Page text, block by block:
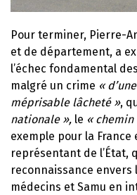
Pour terminer, Pierre-
et de département, a
l’échec fondamental
malgré un crime «
méprisable lâcheté »,
nationale », le «
exemple pour la France
représentant de l’État,
reconnaissance
médecins et Samu en